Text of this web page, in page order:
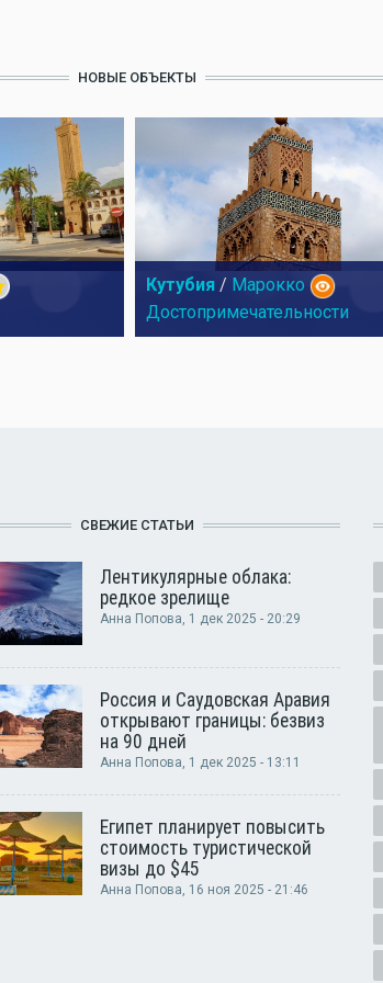
НОВЫЕ ОБЪЕКТЫ
Кутубия / Марокко
Достопримечательности
СВЕЖИЕ СТАТЬИ
Лентикулярные облака:
редкое зрелище
Анна Попова, 1 дек 2025 - 20:29
Россия и Саудовская Аравия
открывают границы: безвиз
на 90 дней
Анна Попова, 1 дек 2025 - 13:11
Египет планирует повысить
стоимость туристической
визы до $45
Анна Попова, 16 ноя 2025 - 21:46